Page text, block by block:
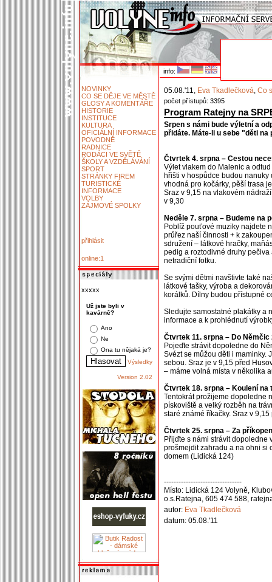
info:
NOVINKY
CO SE DĚJE VE MĚSTĚ
GLOSY A KOMENTÁŘE
HISTORIE
INSTITUCE
KULTURA
OFICIÁLNÍ INFORMACE
POVODNĚ
RADNICE
RODÁCI VE SVĚTĚ
ŠKOLY A VZDĚLÁVÁNÍ
SPORT
STRÁNKY FIREM
TURISTICKÉ
INFORMACE
VOLBY
ZÁJMOVÉ SPOLKY
přihlásit
online:1
xxxxx
Už jste byli v
kavárně?
Ano
Ne
Ona tu nějaká je?
Výsledky
Version 2.02
05.08.'11, Eva Tkadlečková, Co
počet přístupů: 3395
Program Ratejny na
Srpen s námi bude výletní a
přidáte. Máte-li u sebe "děti
Čtvrtek 4. srpna – Cestou
Výlet vlakem do Malenic a
hřišti v hospůdce budou nanuky
vhodná pro kočárky, pěší trasa
Sraz v 9,15 na vlakovém
v 9,30
Neděle 7. srpna – Budeme na
Poblíž pouťové muziky najdete
průřez naší činnosti + k
sdružení – látkové hračky,
pedig a roztodivné druhy
netradiční fotku.
Se svými dětmi navštivte také
látkové tašky, výroba a
korálků. Dílny budou přístupné
Sledujte samostatné plakátky a
informace a k prohlédnutí
Čtvrtek 11. srpna – Do Němčic
Pojeďte strávit dopoledne do
Svézt se můžou děti i maminky.
sebou. Sraz je v 9,15 před
– máme volná místa v několika
Čtvrtek 18. srpna – Koulení na
Tentokrát prožijeme dopoledne
pískoviště a velký rozběh na
staré známé říkačky. Sraz v
Čtvrtek 25. srpna – Za
Přijďte s námi strávit dopoledne
prošmejdit zahradu a na ohni si
domem (Lidická 124)
--------------------------------
Místo: Lidická 124 Volyně,
o.s.Ratejna, 605 474 588,
autor: Eva Tkadlečková
datum: 05.08.'11